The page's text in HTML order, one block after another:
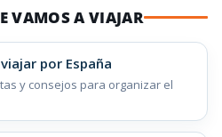
VAMOS A VIAJAR
por España
y consejos para organizar el